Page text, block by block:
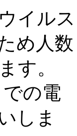
イルス
め人数
す。
の電
しま